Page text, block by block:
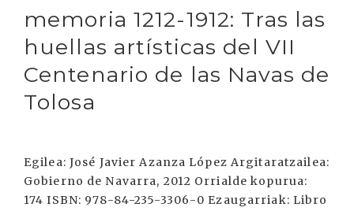
memoria 1212-1912: Tras las
huellas artísticas del VII
Centenario de las Navas de
Tolosa
Egilea: José Javier Azanza López Argitaratzailea:
Gobierno de Navarra, 2012 Orrialde kopurua:
174 ISBN: 978-84-235-3306-0 Ezaugarriak: Libro